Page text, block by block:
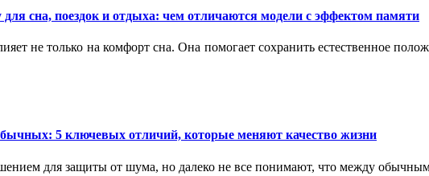
сна, поездок и отдыха: чем отличаются модели с эффектом памяти
не только на комфорт сна. Она помогает сохранить естественное
5 ключевых отличий, которые меняют качество жизни
для защиты от шума, но далеко не все понимают, что между